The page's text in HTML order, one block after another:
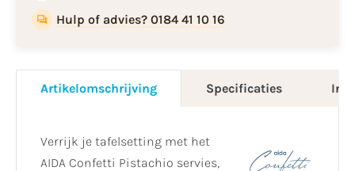
Hulp of advies? 0184 41 10 16
Artikelomschrijving Specificaties
Verrijk je tafelsetting met het
AIDA Confetti Pistachio servies,